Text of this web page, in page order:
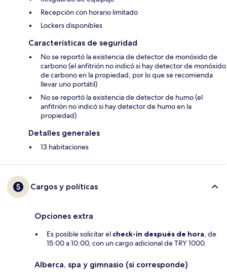
Recepción con horario limitado
Lockers disponibles
Características de seguridad
No se reportó la existencia de detector de monóxido de
carbono (el anfitrión no indicó si hay detector de monóxido
de carbono en la propiedad, por lo que se recomienda
llevar uno portátil)
No se reportó la existencia de detector de humo (el
anfitrión no indicó si hay detector de humo en la
propiedad)
Detalles generales
13 habitaciones
Cargos y políticas
Opciones extra
Es posible solicitar el check-in después de hora, de
15:00 a 10:00, con un cargo adicional de TRY 1000.
Alberca, spa y gimnasio (si corresponde)